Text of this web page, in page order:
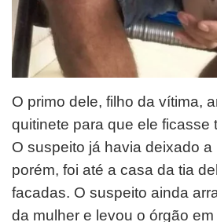
O primo dele, filho da vítima,
quitinete para que ele ficasse
O suspeito já havia deixado a
porém, foi até a casa da tia
facadas. O suspeito ainda
da mulher e levou o órgão